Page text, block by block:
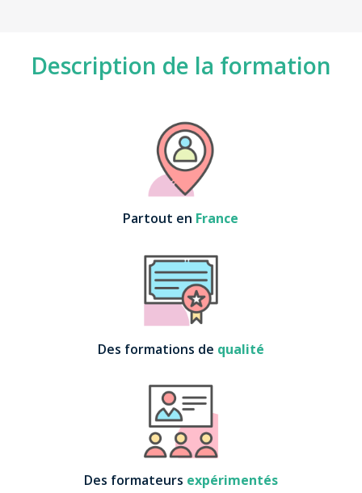
Description de la formation
Partout en France
Des formations de qualité
Des formateurs expérimentés